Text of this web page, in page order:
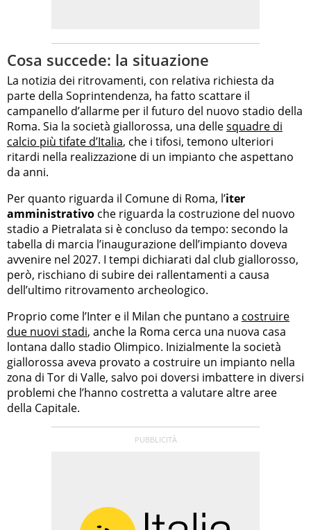
Cosa succede: la situazione
La notizia dei ritrovamenti, con relativa richiesta da
parte della Soprintendenza, ha fatto scattare il
campanello d’allarme per il futuro del nuovo stadio della
Roma. Sia la società giallorossa, una dellesquadre di
calcio più tifate d’Italia, che i tifosi, temono ulteriori
ritardi nella realizzazione di un impianto che aspettano
da anni.
Per quanto riguarda il Comune di Roma, l’iter
amministrativo che riguarda la costruzione del nuovo
stadio a Pietralata si è concluso da tempo: secondo la
tabella di marcia l’inaugurazione dell’impianto doveva
avvenire nel 2027. I tempi dichiarati dal club giallorosso,
però, rischiano di subire dei rallentamenti a causa
dell’ultimo ritrovamento archeologico.
Proprio come l’Inter e il Milan che puntano a costruire
due nuovi stadi, anche la Roma cerca una nuova casa
lontana dallo stadio Olimpico. Inizialmente la società
giallorossa aveva provato a costruire un impianto nella
zona di Tor di Valle, salvo poi doversi imbattere in diversi
problemi che l’hanno costretta a valutare altre aree
della Capitale.